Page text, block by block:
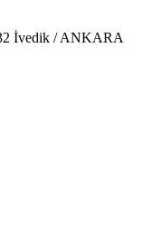
İvedik / ANKARA